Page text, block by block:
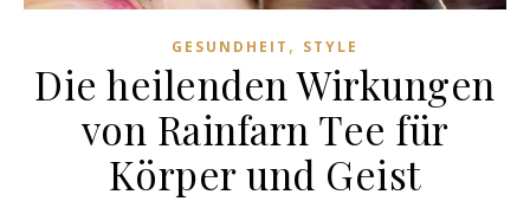
GESUNDHEIT , STYLE
Die heilenden Wirkungen
von Rainfarn Tee für
Körper und Geist